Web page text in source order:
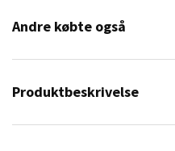
Andre købte også
Produktbeskrivelse